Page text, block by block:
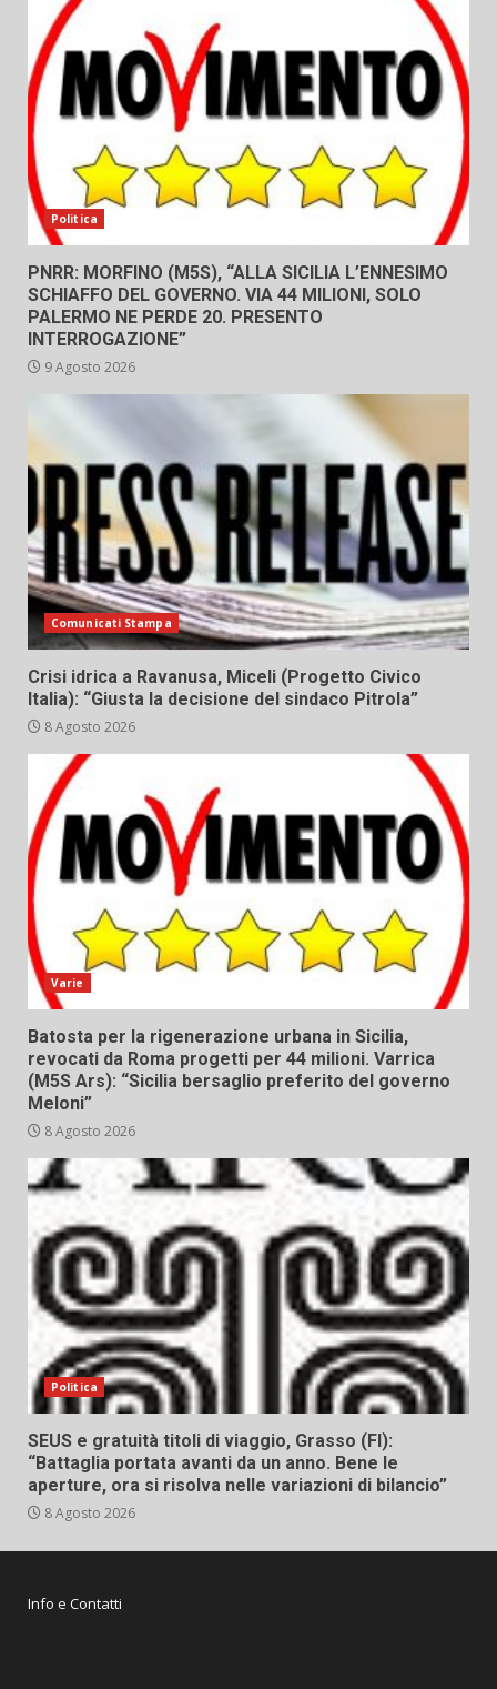
Politica
PNRR: MORFINO (M5S), “ALLA SICILIA L’ENNESIMO
SCHIAFFO DEL GOVERNO. VIA 44 MILIONI, SOLO
PALERMO NE PERDE 20. PRESENTO
INTERROGAZIONE”
9 Agosto 2026
Comunicati Stampa
Crisi idrica a Ravanusa, Miceli (Progetto Civico
Italia): “Giusta la decisione del sindaco Pitrola”
8 Agosto 2026
Varie
Batosta per la rigenerazione urbana in Sicilia,
revocati da Roma progetti per 44 milioni. Varrica
(M5S Ars): “Sicilia bersaglio preferito del governo
Meloni”
8 Agosto 2026
Politica
SEUS e gratuità titoli di viaggio, Grasso (FI):
“Battaglia portata avanti da un anno. Bene le
aperture, ora si risolva nelle variazioni di bilancio”
8 Agosto 2026
Info e Contatti